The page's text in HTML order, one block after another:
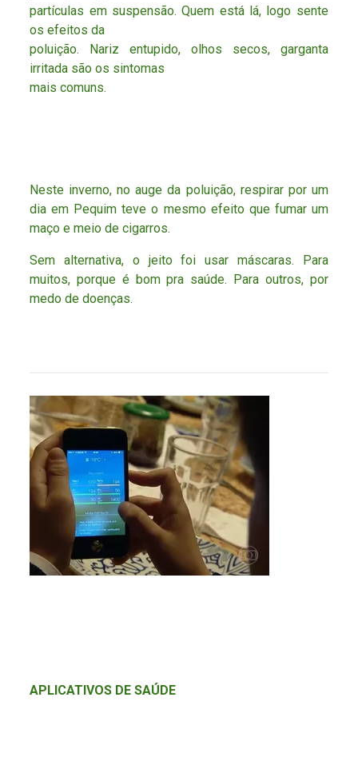
partículas em suspensão. Quem está lá, logo sente
os efeitos da
poluição. Nariz entupido, olhos secos, garganta
irritada são os sintomas
mais comuns.
Neste inverno, no auge da poluição, respirar por um
dia em Pequim teve o mesmo efeito que fumar um
maço e meio de cigarros.
Sem alternativa, o jeito foi usar máscaras. Para
muitos, porque é bom pra saúde. Para outros, por
medo de doenças.
APLICATIVOS DE SAÚDE